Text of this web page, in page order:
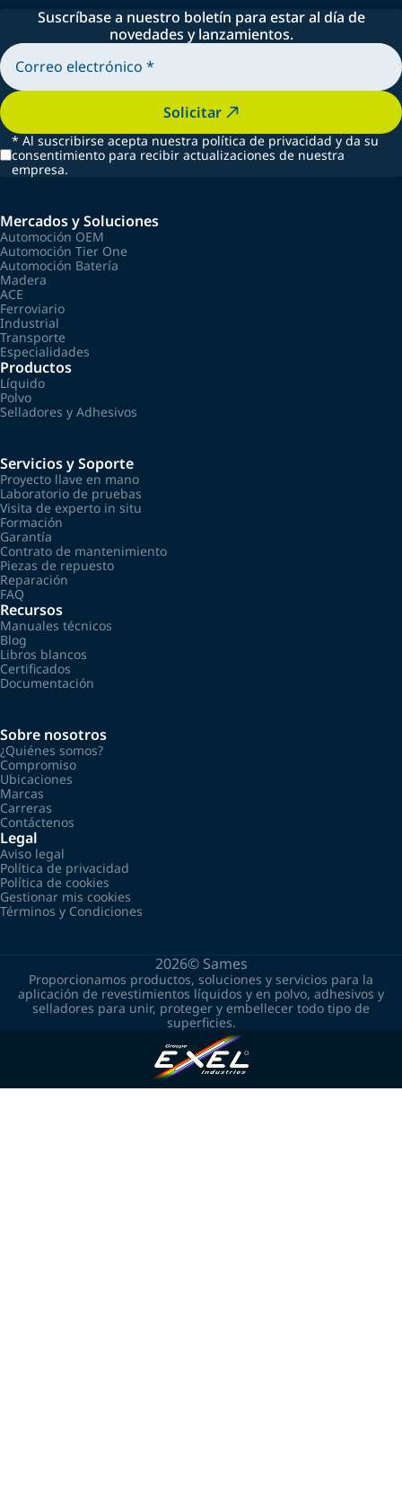
Suscríbase a nuestro boletín para estar al día de
novedades y lanzamientos.
Solicitar
* Al suscribirse acepta nuestra política de privacidad y da su
consentimiento para recibir actualizaciones de nuestra
empresa.
Mercados y Soluciones
Automoción OEM
Automoción Tier One
Automoción Batería
Madera
ACE
Ferroviario
Industrial
Transporte
Especialidades
Productos
Líquido
Polvo
Selladores y Adhesivos
Servicios y Soporte
Proyecto llave en mano
Laboratorio de pruebas
Visita de experto in situ
Formación
Garantía
Contrato de mantenimiento
Piezas de repuesto
Reparación
FAQ
Recursos
Manuales técnicos
Blog
Libros blancos
Certificados
Documentación
Sobre nosotros
¿Quiénes somos?
Compromiso
Ubicaciones
Marcas
Carreras
Contáctenos
Legal
Aviso legal
Política de privacidad
Política de cookies
Gestionar mis cookies
Términos y Condiciones
2026© Sames
Proporcionamos productos, soluciones y servicios para la
aplicación de revestimientos líquidos y en polvo, adhesivos y
selladores para unir, proteger y embellecer todo tipo de
superficies.